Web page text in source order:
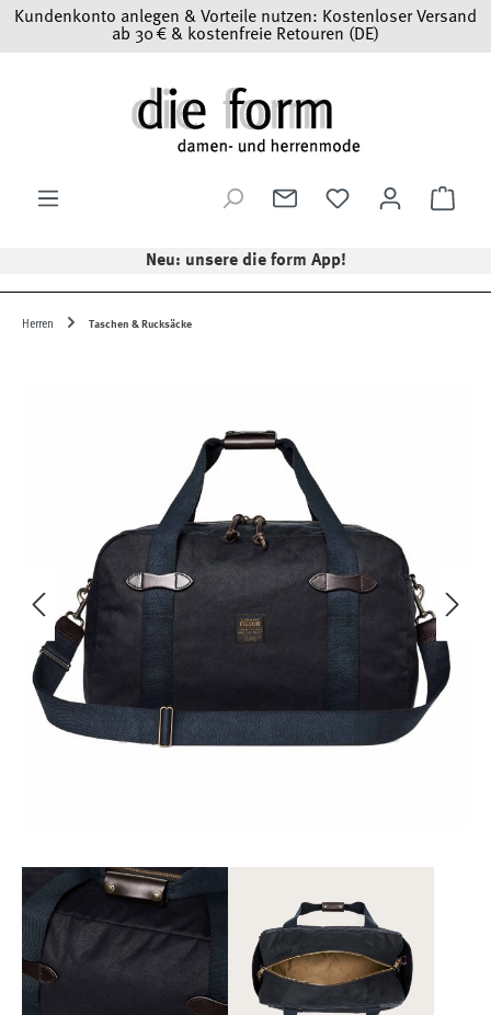
Zum Hauptinhalt springen
Kundenkonto anlegen & Vorteile nutzen: Kostenloser Versand
ab 30 € & kostenfreie Retouren (DE)
Neu: unsere die form App!
Herren Taschen & Rucksäcke